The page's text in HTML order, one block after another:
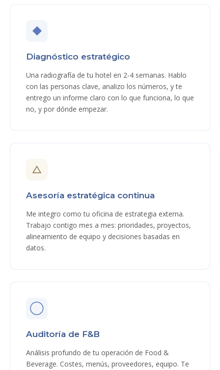
◆
Diagnóstico estratégico
Una radiografía de tu hotel en 2-4 semanas. Hablo
con las personas clave, analizo los números, y te
entrego un informe claro con lo que funciona, lo que
no, y por dónde empezar.
△
Asesoría estratégica continua
Me integro como tu oficina de estrategia externa.
Trabajo contigo mes a mes: prioridades, proyectos,
alineamiento de equipo y decisiones basadas en
datos.
◯
Auditoría de F&B
Análisis profundo de tu operación de Food &
Beverage. Costes, menús, proveedores, equipo. Te